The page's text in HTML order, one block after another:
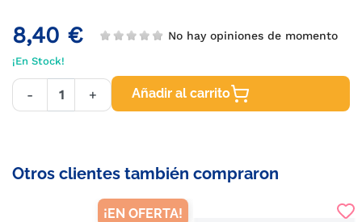
8,40 € No hay opiniones de momento
¡En Stock!
- + Añadir al carrito
Otros clientes también compraron
¡EN OFERTA!